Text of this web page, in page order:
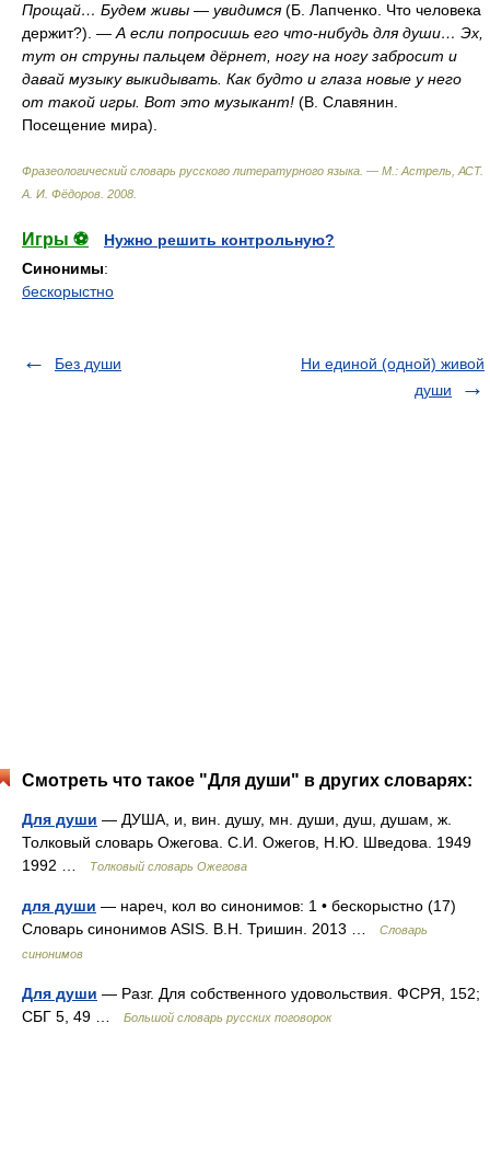
Прощай… Будем живы — увидимся(Б. Лапченко. Что человека
держит?). — А если попросишь его что-нибудь для души… Эх,
тут он струны пальцем дёрнет, ногу на ногу забросит и
давай музыку выкидывать. Как будто и глаза новые у него
от такой игры. Вот это музыкант! (В. Славянин.
Посещение мира).
Фразеологический словарь русского литературного языка. — М.: Астрель, АСТ.
А. И. Фёдоров 2008
Игры ⚽
Нужно решить контрольную?
Синонимы:
бескорыстно
Без души
Ни единой (одной) живой
души
Смотреть что такое "Для души" в других словарях:
Для души — ДУША, и, вин. душу, мн. души, душ, душам, ж.
Толковый словарь Ожегова. С.И. Ожегов, Н.Ю. Шведова. 1949
1992 …
Толковый словарь Ожегова
для души — нареч, кол во синонимов: 1 • бескорыстно (17)
Словарь синонимов ASIS. В.Н. Тришин. 2013 …
Словарь
синонимов
Для души — Разг. Для собственного удовольствия. ФСРЯ, 152;
СБГ 5, 49 …
Большой словарь русских поговорок